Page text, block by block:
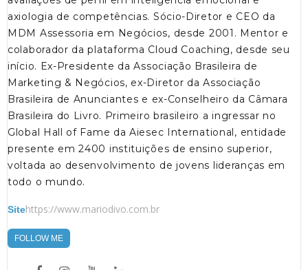
axiologia de competências. Sócio-Diretor e CEO da
MDM Assessoria em Negócios, desde 2001. Mentor e
colaborador da plataforma Cloud Coaching, desde seu
início. Ex-Presidente da Associação Brasileira de
Marketing & Negócios, ex-Diretor da Associação
Brasileira de Anunciantes e ex-Conselheiro da Câmara
Brasileira do Livro. Primeiro brasileiro a ingressar no
Global Hall of Fame da Aiesec International, entidade
presente em 2400 instituições de ensino superior,
voltada ao desenvolvimento de jovens lideranças em
todo o mundo.
Sitehttps://www.mariodivo.com.br
FOLLOW ME